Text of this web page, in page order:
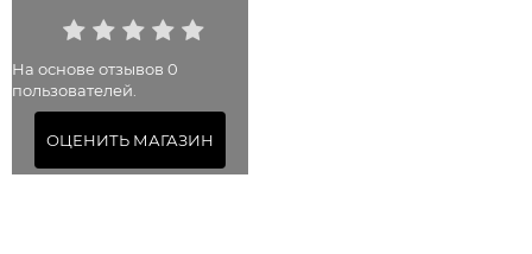
На основе отзывов 0
пользователей.
ОЦЕНИТЬ МАГАЗИН